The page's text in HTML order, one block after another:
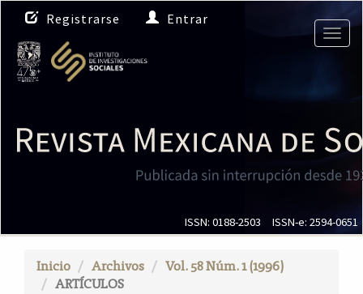
N
a
v
e
g
i
ó
n
c
Registrarse Entrar
ISSN: 0188-2503 ISSN-e: 2594-0651
Inicio Archivos
Vol. 58 Núm. 1 (1996)
ARTÍCULOS